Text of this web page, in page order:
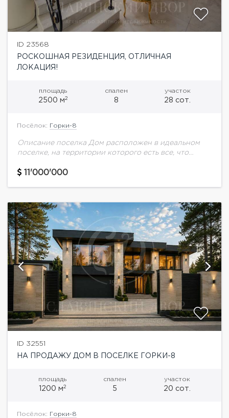
ID 23568
РОСКОШНАЯ РЕЗИДЕНЦИЯ, ОТЛИЧНАЯ
ЛОКАЦИЯ!
площадь
2500 м2
спален
8
участок
28 сот.
Посёлок: Горки-8
Описание поселка Дом расположен в идеальном
поселке, на территории которого есть все, что
загородом. Здесь расположен деловой центр,
11'000'000
ID 32551
НА ПРОДАЖУ ДОМ В ПОСЕЛКЕ ГОРКИ-8
площадь
1200 м2
спален
5
участок
20 сот.
Посёлок: Горки-8